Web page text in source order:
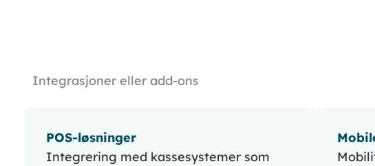
Integrasjoner eller add-ons
POS-løsninger
Integrering med kassesystemer som